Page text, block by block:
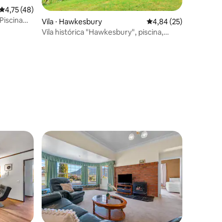
de uma avaliação média de 5, 48 avaliações
4,75 (48)
Vila ⋅ Hawkesbury 4,84 de uma
4,84 (25)
Vila histórica "Hawkesbury", piscina,